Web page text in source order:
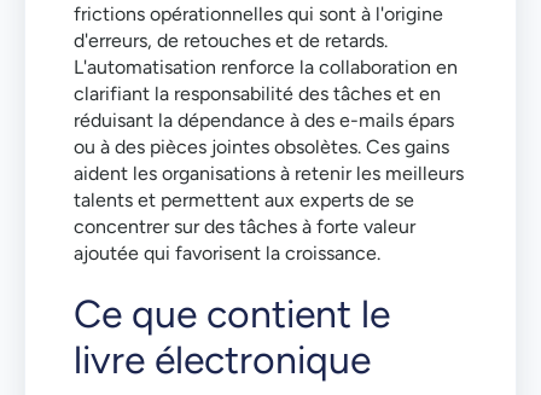
frictions opérationnelles qui sont à l'origine
d'erreurs, de retouches et de retards.
L'automatisation renforce la collaboration en
clarifiant la responsabilité des tâches et en
réduisant la dépendance à des e-mails épars
ou à des pièces jointes obsolètes. Ces gains
aident les organisations à retenir les meilleurs
talents et permettent aux experts de se
concentrer sur des tâches à forte valeur
ajoutée qui favorisent la croissance.
Ce que contient le
livre électronique